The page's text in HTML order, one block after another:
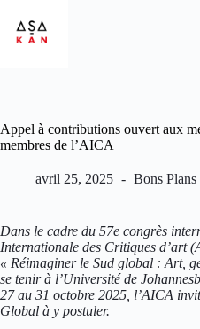
Appel à contributions ouvert aux
membres de l’AICA
avril 25, 2025 Bons Plans
Dans le cadre du 57e congrès
Internationale des Critiques d’art
« Réimaginer le Sud global : Art,
se tenir à l’Université de
27 au 31 octobre 2025, l’AICA
Global à y postuler.